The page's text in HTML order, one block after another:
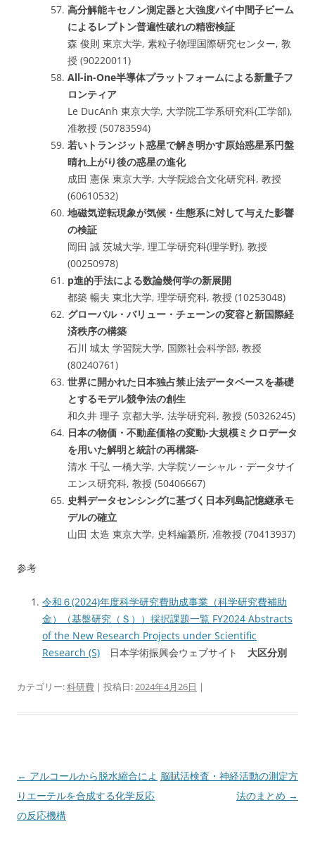
高分解能キセノン測定器と大強度パイ中間子ビーム
によるレプトン普遍性破れの精密検証
森 俊則 東京大学, 素粒子物理国際研究センター, 教
授 (90220011)
All-in-One半導体プラットフォームによる新量子フ
ロンティア
Le DucAnh 東京大学, 大学院工学系研究科(工学部),
准教授 (50783594)
若いトランジット惑星で解き明かす原始惑星系円盤
晴れ上がり後の惑星の進化
成田 憲保 東京大学, 大学院総合文化研究科, 教授
(60610532)
地磁気逆転現象が気候・生態系に対して与えた影響
の検証
岡田 誠 茨城大学, 理工学研究科(理学野), 教授
(00250978)
p進的手法による数論幾何学の新展開
都築 暢夫 東北大学, 理学研究科, 教授 (10253048)
グローバル・バリュー・チェーンの変容と新国際経
済秩序の構築
石川 城太 学習院大学, 国際社会科学部, 教授
(80240761)
世界に開かれた日本独占禁止法データベースを基礎
とするモデル競争法の創生
和久井 理子 京都大学, 法学研究科, 教授 (50326245)
日本の物価・不動産価格の変動-大規模ミクロデータ
を用いた解明と統計の再構築-
清水 千弘 一橋大学, 大学院ソーシャル・データサイ
エンス研究科, 教授 (50406667)
史料データセンシングに基づく日本列島記憶継承モ
デルの確立
山田 太造 東京大学, 史料編纂所, 准教授 (70413937)
参考
令和６(2024)年度科学研究費助成事業（科学研究費補助
金）（基盤研究（Ｓ））採択課題一覧 FY2024 Abstracts
of the New Research Projects under Scientific
Research (S) 日本学術振興会ウェブサイト 大区分別
カテゴリー:科研費 | 投稿日:2024年4月26日 |
投
稿
ナ
← アルコールから脱水縮合によ
りエーテルを合成する化学反応
の反応機構
脳賦活検査・神経活動の測定方
法のまとめ →